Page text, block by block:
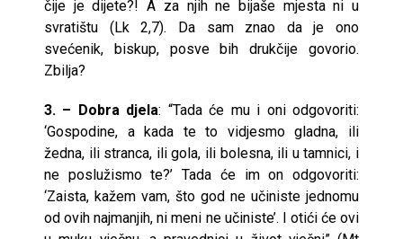
čije je dijete?! A za njih ne bijaše mjesta ni u
svratištu (Lk 2,7). Da sam znao da je ono
svećenik, biskup, posve bih drukčije govorio.
Zbilja?
3. – Dobra djela: “Tada će mu i oni odgovoriti:
‘Gospodine, a kada te to vidjesmo gladna, ili
žedna, ili stranca, ili gola, ili bolesna, ili u tamnici, i
ne poslužismo te?’ Tada će im on odgovoriti:
‘Zaista, kažem vam, što god ne učiniste jednomu
od ovih najmanjih, ni meni ne učiniste’. I otići će ovi